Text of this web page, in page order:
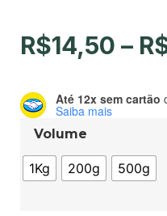
R$14,50 –
Até 12x sem cartão
Saiba mais
Volume
1Kg 200g 500g